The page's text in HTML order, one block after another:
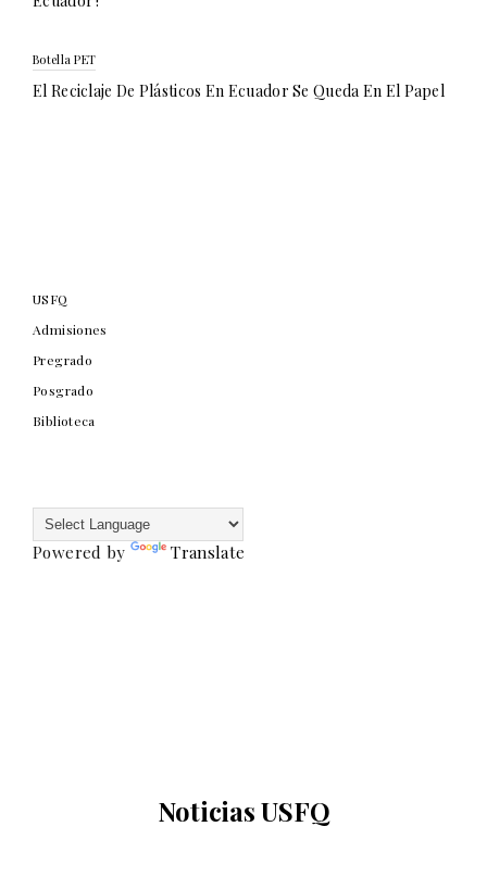
Botella PET
El Reciclaje De Plásticos En Ecuador Se Queda En El Papel
USFQ
Admisiones
Pregrado
Posgrado
Biblioteca
Powered by Translate
Noticias USFQ